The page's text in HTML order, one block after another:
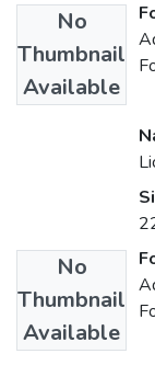
No
Thumbnail
Available
No
Thumbnail
Available